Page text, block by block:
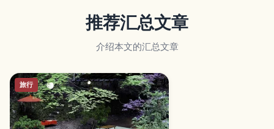
推荐汇总文章
介绍本文的汇总文章
旅行